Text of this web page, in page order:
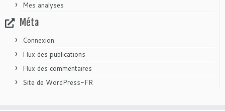
Mes analyses
Méta
Connexion
Flux des publications
Flux des commentaires
Site de WordPress-FR